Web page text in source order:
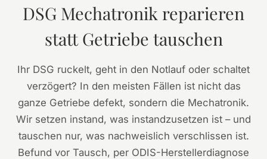
DSG Mechatronik reparieren
statt Getriebe tauschen
Ihr DSG ruckelt, geht in den Notlauf oder schaltet
verzögert? In den meisten Fällen ist nicht das
ganze Getriebe defekt, sondern die Mechatronik.
Wir setzen instand, was instandzusetzen ist – und
tauschen nur, was nachweislich verschlissen ist.
Befund vor Tausch, per ODIS-Herstellerdiagnose